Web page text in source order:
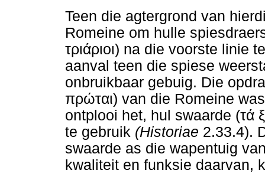
Teen die agtergrond van
Romeine om hulle
τριάριοι) na die voorste linie
aanval teen die spiese
onbruikbaar gebuig. Die
πρώται) van die Romeine
ontplooi het, hul swaarde (τά
te gebruik (Historiae 2.33.4).
swaarde as die wapentuig
kwaliteit en funksie daarvan,